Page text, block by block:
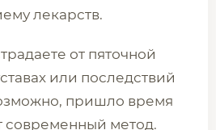
лекарств.
от пяточной
или последствий
пришло время
современный метод.